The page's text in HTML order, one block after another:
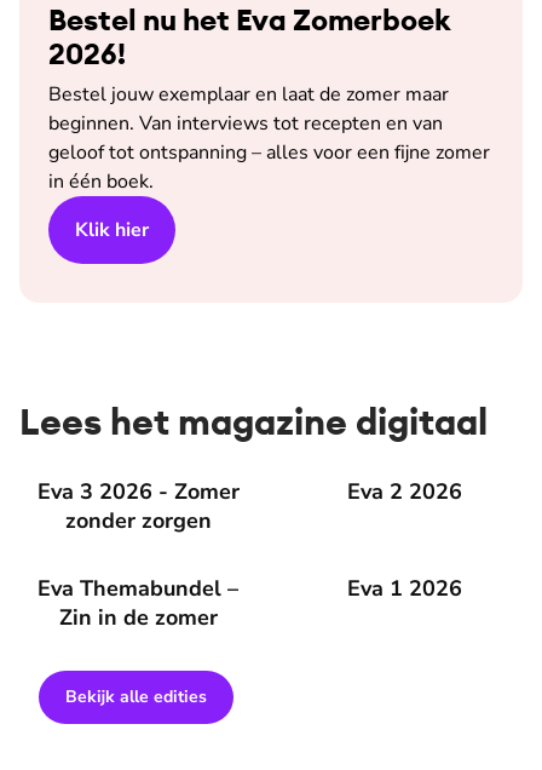
Bestel nu het Eva Zomerboek
2026!
Bestel jouw exemplaar en laat de zomer maar
beginnen. Van interviews tot recepten en van
geloof tot ontspanning – alles voor een fijne zomer
in één boek.
Klik hier
Lees het magazine digitaal
Eva 3 2026 - Zomer
zonder zorgen
Eva 3 2026 - Zomer zonder zorgen Eva 2 2026
Eva 2 2026
Eva Themabundel –
Zin in de zomer
Eva Themabundel – Zin in de zomer Eva 1 2026
Eva 1 2026
Bekijk alle edities